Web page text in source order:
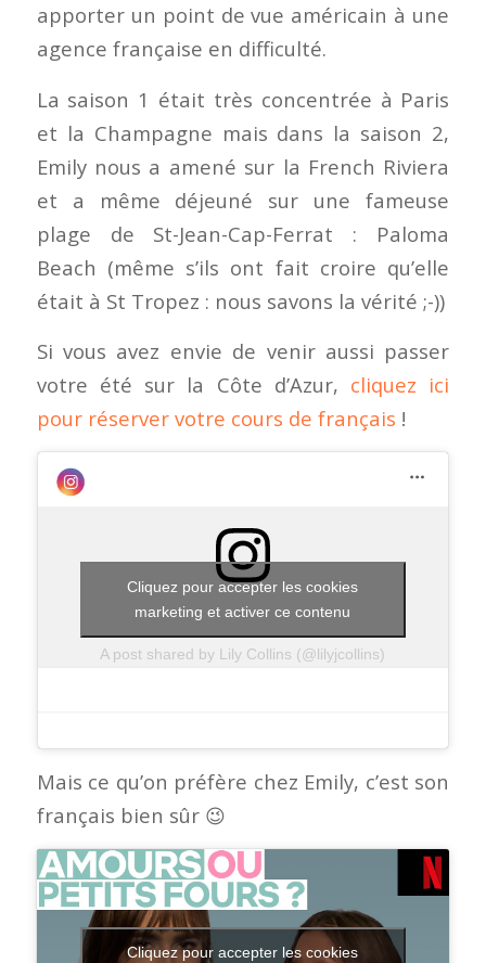
apporter un point de vue américain à une
agence française en difficulté.
La saison 1 était très concentrée à Paris
et la Champagne mais dans la saison 2,
Emily nous a amené sur la French Riviera
et a même déjeuné sur une fameuse
plage de St-Jean-Cap-Ferrat : Paloma
Beach (même s’ils ont fait croire qu’elle
était à St Tropez : nous savons la vérité ;-))
Si vous avez envie de venir aussi passer
votre été sur la Côte d’Azur, cliquez ici
pour réserver votre cours de français !
A post shared by Lily Collins (@lilyjcollins)
Cliquez pour accepter les cookies
marketing et activer ce contenu
Mais ce qu’on préfère chez Emily, c’est son
français bien sûr 😉
Cliquez pour accepter les cookies